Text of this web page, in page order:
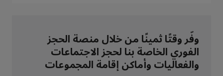
وفّر وقتًا ثمينًا من خلال منصة الحجز
الفوري الخاصة بنا لحجز الاجتماعات
والفعاليات وأماكن إقامة المجموعات